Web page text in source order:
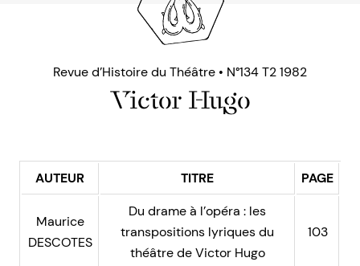
Revue d’Histoire du Théâtre • N°134 T2 1982
Victor Hugo
AUTEUR TITRE PAGE
Maurice
DESCOTES
Du drame à l’opéra : les
transpositions lyriques du
théâtre de Victor Hugo
103